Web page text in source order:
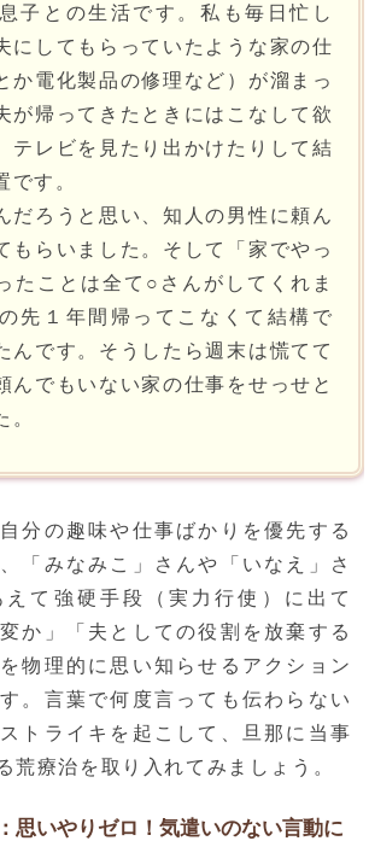
子との生活です。私も毎日忙し
にしてもらっていたような家の仕
か電化製品の修理など）が溜まっ
が帰ってきたときにはこなして欲
テレビを見たり出かけたりして結
です。
だろうと思い、知人の男性に頼ん
もらいました。そして「家でやっ
たことは全て○さんがしてくれま
先１年間帰ってこなくて結構で
んです。そうしたら週末は慌てて
んでもいない家の仕事をせっせと
。
分の趣味や仕事ばかりを優先する
「みなみこ」さんや「いなえ」さ
えて強硬手段（実力行使）に出て
か」「夫としての役割を放棄する
物理的に思い知らせるアクション
。言葉で何度言っても伝わらない
トライキを起こして、旦那に当事
荒療治を取り入れてみましょう。
思いやりゼロ！気遣いのない言動に